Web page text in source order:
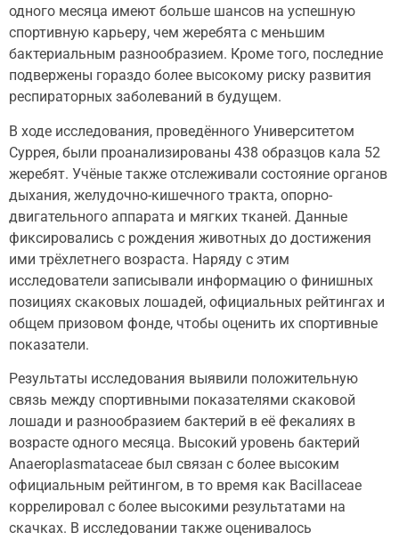
одного месяца имеют больше шансов на успешную
спортивную карьеру, чем жеребята с меньшим
бактериальным разнообразием. Кроме того, последние
подвержены гораздо более высокому риску развития
респираторных заболеваний в будущем.
В ходе исследования, проведённого Университетом
Суррея, были проанализированы 438 образцов кала 52
жеребят. Учёные также отслеживали состояние органов
дыхания, желудочно-кишечного тракта, опорно-
двигательного аппарата и мягких тканей. Данные
фиксировались с рождения животных до достижения
ими трёхлетнего возраста. Наряду с этим
исследователи записывали информацию о финишных
позициях скаковых лошадей, официальных рейтингах и
общем призовом фонде, чтобы оценить их спортивные
показатели.
Результаты исследования выявили положительную
связь между спортивными показателями скаковой
лошади и разнообразием бактерий в её фекалиях в
возрасте одного месяца. Высокий уровень бактерий
Anaeroplasmataceae был связан с более высоким
официальным рейтингом, в то время как Bacillaceae
коррелировал с более высокими результатами на
скачках. В исследовании также оценивалось